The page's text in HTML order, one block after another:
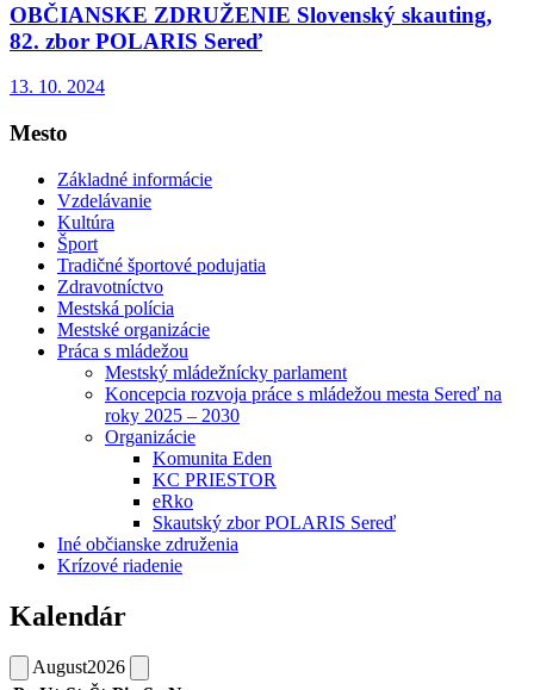
OBČIANSKE ZDRUŽENIE Slovenský skauting,
82. zbor POLARIS Sereď
13. 10. 2024
Mesto
Základné informácie
Vzdelávanie
Kultúra
Šport
Tradičné športové podujatia
Zdravotníctvo
Mestská polícia
Mestské organizácie
Práca s mládežou
Mestský mládežnícky parlament
Koncepcia rozvoja práce s mládežou mesta Sereď na
roky 2025 – 2030
Organizácie
Komunita Eden
KC PRIESTOR
eRko
Skautský zbor POLARIS Sereď
Iné občianske združenia
Krízové riadenie
Kalendár
August2026